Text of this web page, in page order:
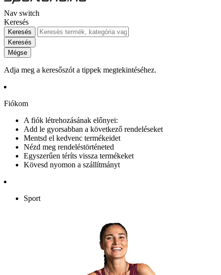
Nav switch
Keresés
Keresés
Keresés
Mégse
Adja meg a keresőszót a tippek megtekintéséhez.
Fiókom
A fiók létrehozásának előnyei:
Add le gyorsabban a következő rendeléseket
Mentsd el kedvenc termékeidet
Nézd meg rendeléstörténeted
Egyszerűen téríts vissza termékeket
Kövesd nyomon a szállítmányt
Sport